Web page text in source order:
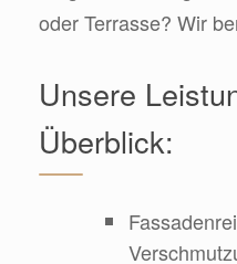
oder Terrasse? Wir
Unsere
Überblick: